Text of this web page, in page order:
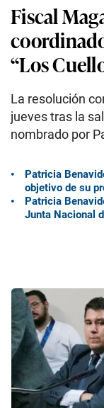
Fiscal
“Los
La resolución
jueves tras la
nombrado por
Patricia
objetivo de su
Patricia
Junta Nacional